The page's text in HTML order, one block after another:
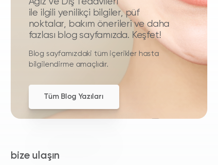
Ağız ve Diş Tedavileri
ile ilgili yenilikçi bilgiler, püf
noktalar, bakım önerileri ve daha
fazlası blog sayfamızda. Keşfet!
Blog sayfamızdaki tüm içerikler hasta
bilgilendirme amaçlıdır.
Tüm Blog Yazıları
bize ulaşın